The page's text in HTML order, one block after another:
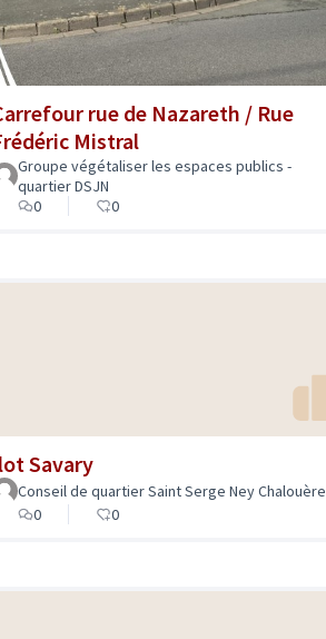
rue de Nazareth / Rue
Mistral
Groupe végétaliser les espaces publics -
quartier DSJN
0
0
Savary
Conseil de quartier Saint Serge Ney Chalouère
0
0